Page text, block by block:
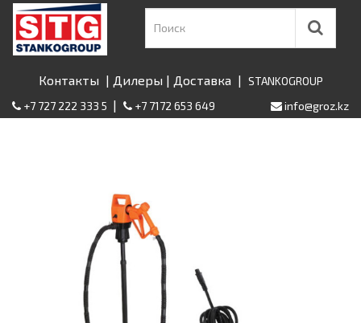
Контакты | Дилеры | Доставка | STANKOGROUP
+7 727 222 333 5 | +7 7172 653 649 info@groz.kz